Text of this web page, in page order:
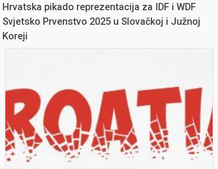
pun pogodak za Hrvatski pikado savez.
Hrvatska pikado reprezentacija za IDF i WDF
Svjetsko Prvenstvo 2025 u Slovačkoj i Južnoj
Koreji